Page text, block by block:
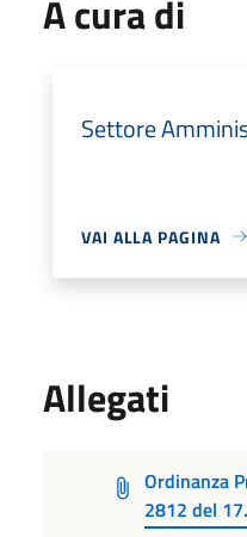
A cura di
Settore
VAI ALLA PAGINA
Allegati
Ordinanza
2812 del